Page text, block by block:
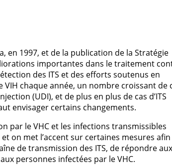
en 1997, et de la publication de la Stratégie
importantes dans le traitement
des ITS et des efforts soutenus en
chaque année, un nombre croissant de
(UDI), et de plus en plus de cas d’ITS
envisager certains changements.
par le VHC et les infections transmissibles
on met l’accent sur certaines mesures
de transmission des ITS, de répondre aux
personnes infectées par le VHC.